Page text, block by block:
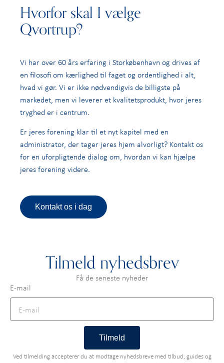
Hvorfor skal I vælge
Qvortrup?
Vi har over 60 års erfaring i Storkøbenhavn og drives af
en filosofi om kærlighed til faget og ordentlighed i alt,
hvad vi gør. Vi er ikke nødvendigvis de billigste på
markedet, men vi leverer et kvalitetsprodukt, hvor jeres
tryghed er i centrum.
Er jeres forening klar til et nyt kapitel med en
administrator, der tager jeres hjem alvorligt? Kontakt os
for en uforpligtende dialog om, hvordan vi kan hjælpe
jeres forening videre.
Kontakt os i dag
Tilmeld nyhedsbrev
Få de seneste nyheder
E-mail
Tilmeld
Ved tilmelding accepterer du at modtage nyhedsbreve med tilbud, guides og